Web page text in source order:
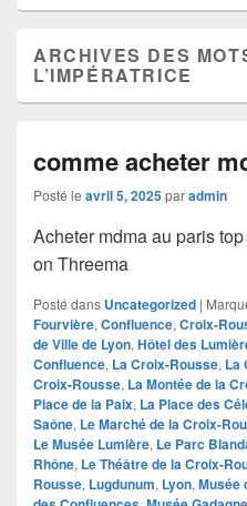
ARCHIVES DES
L’IMPÉRATRICE
comme acheter
Posté le avril 5, 2025paradmin
Acheter mdma au paris
on Threema
Posté dans Uncategorized |
Fourvière, Confluence, Croix-
de Ville de Lyon, Hôtel des
Confluence, La Croix-Rousse, La
Croix-Rousse, La Montée de la
Place de la Paix, La Place des
Saône, Le Marché de la Croix-
Le Musée Lumière, Le Parc
Rhône, Le Théâtre de la Croix-
Rousse, Lugdunum, Lyon, Musée